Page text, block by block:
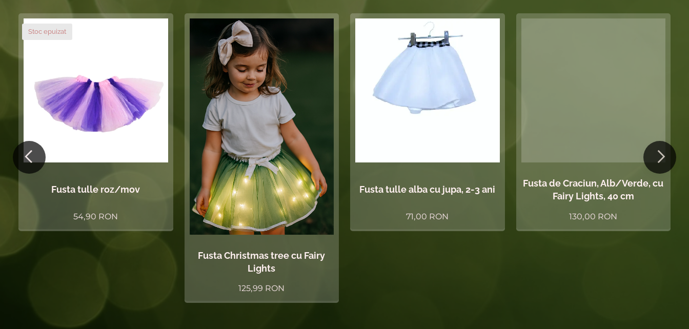
Fusta tulle roz/mov
Stoc epuizat
54,90 RON
Fusta Christmas tree cu Fairy
Lights
125,99 RON
Fusta tulle alba cu jupa, 2-3 ani
71,00 RON
Fusta de Craciun, Alb/Verde, cu
Fairy Lights, 40 cm
130,00 RON